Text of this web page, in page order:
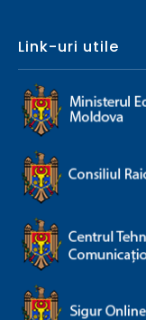
Link-uri utile